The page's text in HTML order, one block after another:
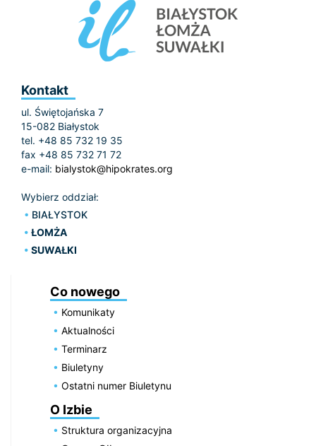
Kontakt
ul. Świętojańska 7
15-082 Białystok
tel. +48 85 732 19 35
fax +48 85 732 71 72
e-mail: bialystok@hipokrates.org
Wybierz oddział:
BIAŁYSTOK
ŁOMŻA
SUWAŁKI
Co nowego
Komunikaty
Aktualności
Terminarz
Biuletyny
Ostatni numer Biuletynu
O Izbie
Struktura organizacyjna